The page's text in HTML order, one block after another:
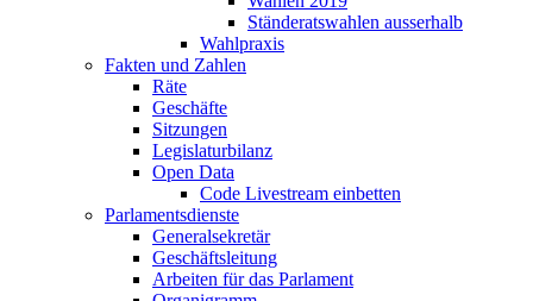
Ständeratswahlen ausserhalb
Wahlpraxis
Fakten und Zahlen
Räte
Geschäfte
Sitzungen
Legislaturbilanz
Open Data
Code Livestream einbetten
Parlamentsdienste
Generalsekretär
Geschäftsleitung
Arbeiten für das Parlament